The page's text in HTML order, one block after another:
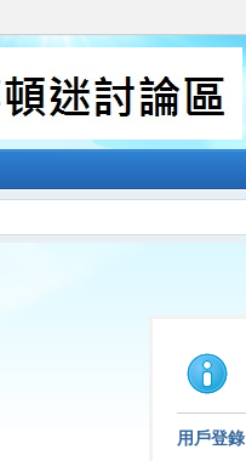
用戶登錄